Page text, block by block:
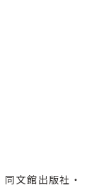
同文館出版社・